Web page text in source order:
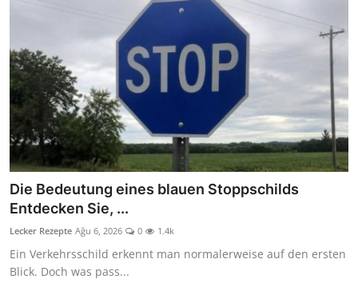
Die Bedeutung eines blauen Stoppschilds
Entdecken Sie, ...
Lecker Rezepte Ağu 6, 2026 0 1.4k
Ein Verkehrsschild erkennt man normalerweise auf den ersten
Blick. Doch was pass...